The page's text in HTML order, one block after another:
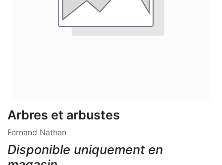
Arbres et arbustes
Fernand Nathan
Disponible uniquement en